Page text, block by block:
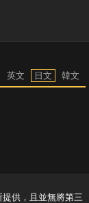
英文 日文 韓文
供，且並無將第三